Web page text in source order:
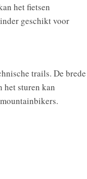
het fietsen
geschikt voor
trails. De brede
het sturen kan